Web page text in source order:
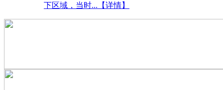
下区域，当时...【详情】